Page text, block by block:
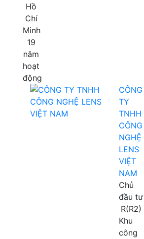
Hồ
Chí
Minh
19
năm
hoạt
động
CÔNG
TY
TNHH
CÔNG
NGHỆ
LENS
VIỆT
NAM
Chủ
đầu tư
R(R2)
Khu
công